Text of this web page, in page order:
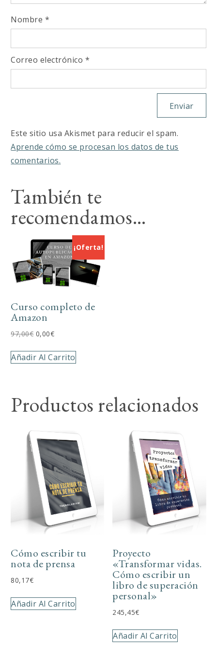
Nombre *
Correo electrónico *
Este sitio usa Akismet para reducir el spam.
Aprende cómo se procesan los datos de tus
comentarios.
También te
recomendamos…
¡Oferta!
Curso completo de
Amazon
97,00€ El
original
0,00€El
actual
Añadir Al Carrito
Productos relacionados
Cómo escribir tu
nota de prensa
80,17€
Añadir Al Carrito
Proyecto
«Transformar vidas.
Cómo escribir un
libro de superación
personal»
245,45€
Añadir Al Carrito